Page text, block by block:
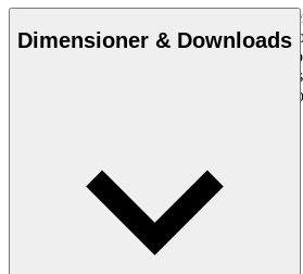
Den danske møbeldesigner Hans J.
at være en af de mest kreative, innovative
nogensinde. Han var kendt for sin
håndværk og kompromisløse tilgang til
næsten 500 stole i sin levetid og blev ofte
Dimensioner & Downloads